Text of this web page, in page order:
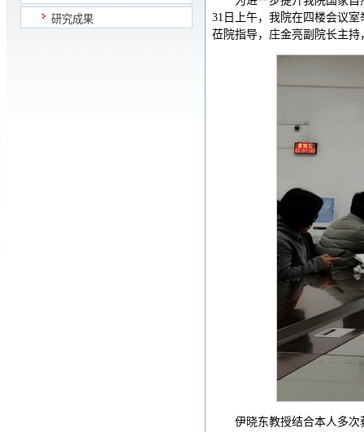
研究成果
31日上午，我院在四楼会议
莅院指导，庄金亮副院长主
伊晓东教授结合本人多